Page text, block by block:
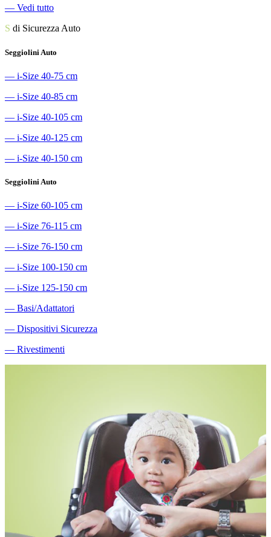
― Vedi tutto
S di Sicurezza Auto
Seggiolini Auto
― i-Size 40-75 cm
― i-Size 40-85 cm
― i-Size 40-105 cm
― i-Size 40-125 cm
― i-Size 40-150 cm
Seggiolini Auto
― i-Size 60-105 cm
― i-Size 76-115 cm
― i-Size 76-150 cm
― i-Size 100-150 cm
― i-Size 125-150 cm
― Basi/Adattatori
― Dispositivi Sicurezza
― Rivestimenti